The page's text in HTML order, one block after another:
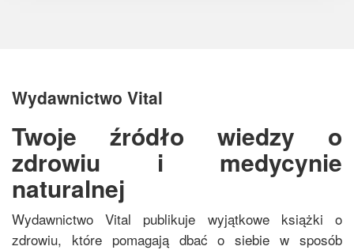
Wydawnictwo Vital
Twoje źródło wiedzy o
zdrowiu i medycynie
naturalnej
Wydawnictwo Vital publikuje wyjątkowe książki o
zdrowiu, które pomagają dbać o siebie w sposób